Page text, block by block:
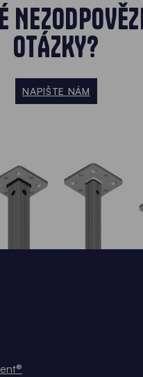
OTÁZKY?
NAPIŠTE NÁM